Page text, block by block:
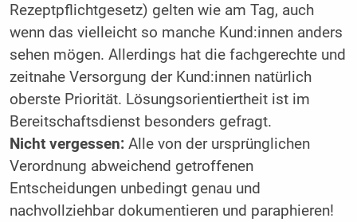
Rezeptpflichtgesetz) gelten wie am Tag, auch
wenn das vielleicht so manche Kund:innen anders
sehen mögen. Allerdings hat die fachgerechte und
zeitnahe Versorgung der Kund:innen natürlich
oberste Priorität. Lösungsorientiertheit ist im
Bereitschaftsdienst besonders gefragt.
Nicht vergessen:Alle von der ursprünglichen
Verordnung abweichend getroffenen
Entscheidungen unbedingt genau und
nachvollziehbar dokumentieren und paraphieren!